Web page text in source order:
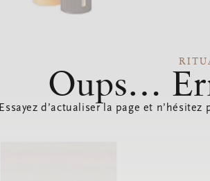
Oups…
Essayez d’actualiser la page et